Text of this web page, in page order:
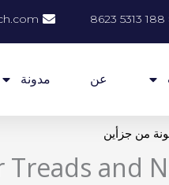
عن مدونة
من جزأين
and